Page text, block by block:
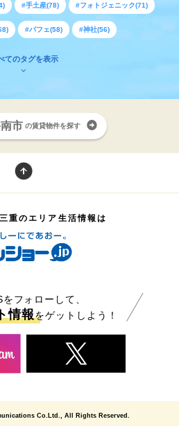
#手土産(78) #フォトジェニック(71)
#パフェ(58) #神社(56)
てのタグを表示
市 の賃貸物件を探す
重のエリア生活情報は
フォローして、
情報をゲットしよう！
Co.Ltd., All Rights Reserved.